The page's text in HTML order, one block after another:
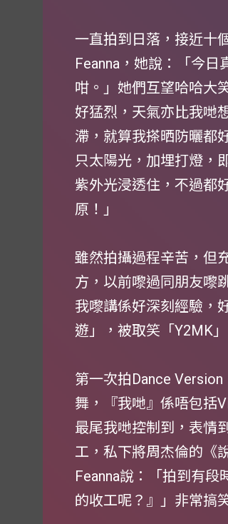
一直拍到日落，接近十
Feanna，她說：「今
咁。」她們互望哈哈大
好猛烈，天氣亦比我哋
滯，就算我搽晒防曬都
只太陽光，加埋打燈，
紫外光浸透住，不過都
原！」
雖然拍攝過程辛苦，但
方，以前嚟過同朋友嚟
我嚟講係好深刻經驗，
遊」，被取笑「Y2MK」
第一次拍Dance
舞，『我哋』係唔包括
最尾我哋控制到，表情
工，私下將周杰倫的《
Feanna說：「拍到有
的收工呢？』」非常搞